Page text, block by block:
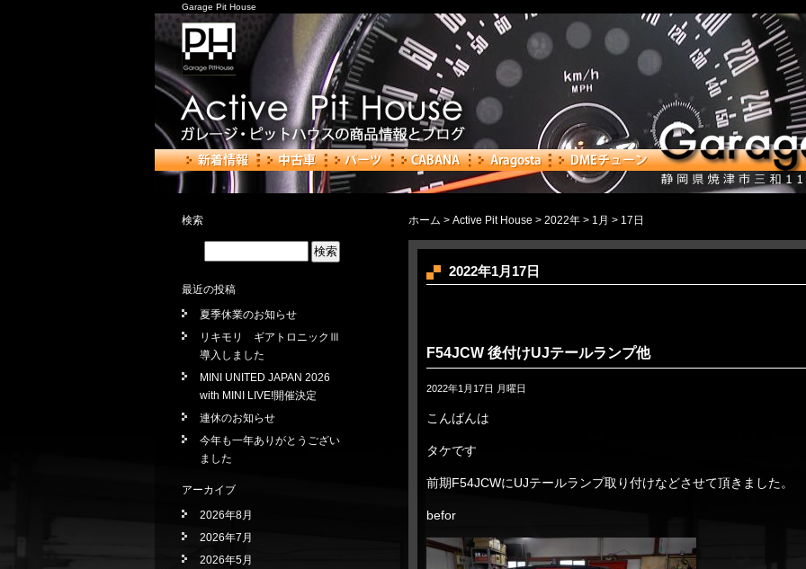
Garage Pit House
ホーム > Active Pit House > 2022年 > 1月 > 17日
2022年1月17日
F54JCW 後付けUJテールランプ他
2022年1月17日 月曜日
こんばんは
タケです
前期F54JCWにUJテールランプ取り付けなどさせて頂きました。
befor
検索
最近の投稿
夏季休業のお知らせ
リキモリ ギアトロニックⅢ
導入しました
MINI UNITED JAPAN 2026
with MINI LIVE!開催決定
連休のお知らせ
今年も一年ありがとうござい
ました
アーカイブ
2026年8月
2026年7月
2026年5月